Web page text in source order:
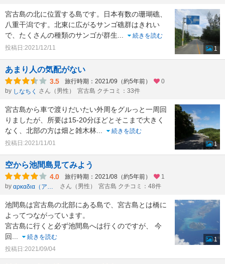
宮古島の北に位置する島です。日本有数の珊瑚礁、
八重干潟です。北東に広がるサンゴ礁群はきれい
で、たくさんの種類のサンゴが群生
続きを読む
投稿日:2021/12/11
1
あまり人の気配がない
3.5 旅行時期：2021/09（約5年前）
0
by しなちく さん（男性） 宮古島 クチコミ：33件
宮古島から車で渡りだいたい外周をグルっと一周回
りましたが、所要は15-20分ほどとそこまで大きく
なく、北部の方は畑と雑木林
続きを読む
投稿日:2021/11/01
1
空から池間島見てみよう
4.0 旅行時期：2021/08（約5年前）
1
by
αρκαδια（アルカディア） さん（男性） 宮古島 クチコミ：48件
池間島は宮古島の北部にある島で、宮古島とは橋に
よってつながっています。
宮古島に行くと必ず池間島へは行くのですが、 今
回
続きを読む
投稿日:2021/09/04
1